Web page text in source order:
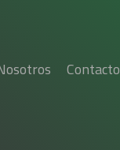
Contacto